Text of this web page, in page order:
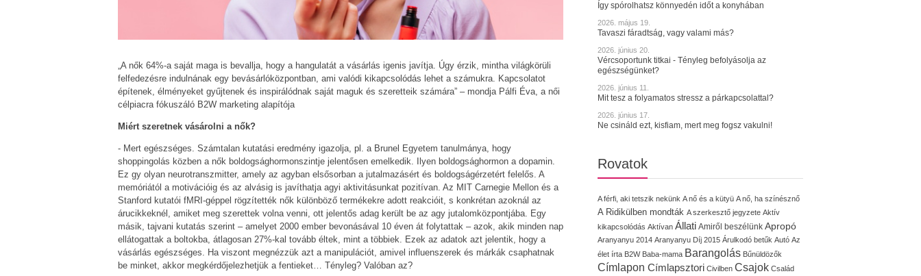
„A nők 64%-a saját maga is bevallja, hogy a hangulatát a vásárlás igenis javítja. Úgy érzik, mintha világkörüli
felfedezésre indulnának egy bevásárlóközpontban, ami valódi kikapcsolódás lehet a számukra. Kapcsolatot
építenek, élményeket gyűjtenek és inspirálódnak saját maguk és szeretteik számára” – mondja Pálfi Éva, a női
célpiacra fókuszáló B2W marketing alapítója
Miért szeretnek vásárolni a nők?
- Mert egészséges. Számtalan kutatási eredmény igazolja, pl. a Brunel Egyetem tanulmánya, hogy
shoppingolás közben a nők boldogsághormonszintje jelentősen emelkedik. Ilyen boldogsághormon a dopamin.
Ez gy olyan neurotranszmitter, amely az agyban elsősorban a jutalmazásért és boldogságérzetért felelős. A
memóriától a motivációig és az alvásig is javíthatja agyi aktivitásunkat pozitívan. Az MIT Carnegie Mellon és a
Stanford kutatói fMRI-géppel rögzítették nők különböző termékekre adott reakcióit, s konkrétan azoknál az
árucikkeknél, amiket meg szerettek volna venni, ott jelentős adag került be az agy jutalomközpontjába. Egy
másik, tajvani kutatás szerint – amelyet 2000 ember bevonásával 10 éven át folytattak – azok, akik minden nap
ellátogattak a boltokba, átlagosan 27%-kal tovább éltek, mint a többiek. Ezek az adatok azt jelentik, hogy a
vásárlás egészséges. Ha viszont megnézzük azt a manipulációt, amivel influenszerek és márkák csaphatnak
be minket, akkor megkérdőjelezhetjük a fentieket… Tényleg? Valóban az?
Így spórolhatsz könnyedén időt a konyhában
2026. május 19.
Tavaszi fáradtság, vagy valami más?
2026. június 20.
Vércsoportunk titkai - Tényleg befolyásolja az
egészségünket?
2026. június 11.
Mit tesz a folyamatos stressz a párkapcsolattal?
2026. június 17.
Ne csináld ezt, kisfiam, mert meg fogsz vakulni!
Rovatok
A férfi, aki tetszik nekünk A nő és a kütyü A nő, ha színésznő
A Ridikülben mondták A szerkesztő jegyzete Aktív
kikapcsolódás Aktívan Állati Amiről beszélünk Apropó
Aranyanyu 2014 Aranyanyu Díj 2015 Árulkodó betűk Autó Az
élet írta B2W Baba-mama Barangolás Bűnüldözők
Címlapon Címlapsztori Civilben Csajok Család